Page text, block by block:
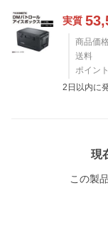
実質
商品価格
送料
ポイント
2日以内に
現
この製